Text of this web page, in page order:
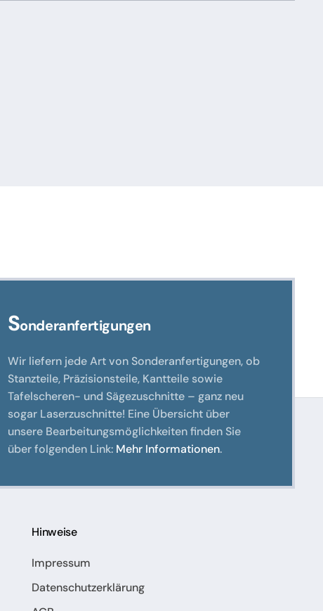
Sonderanfertigungen
Wir liefern jede Art von Sonderanfertigungen, ob
Stanzteile, Präzisionsteile, Kantteile sowie
Tafelscheren- und Sägezuschnitte – ganz neu
sogar Laserzuschnitte! Eine Übersicht über
unsere Bearbeitungsmöglichkeiten finden Sie
über folgenden Link: Mehr Informationen.
Hinweise
Impressum
Datenschutzerklärung